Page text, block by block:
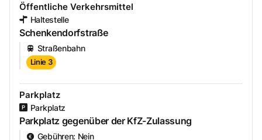
Öffentliche Verkehrsmittel
Haltestelle
Schenkendorfstraße
Straßenbahn
Linie 3
Parkplatz
Parkplatz
Parkplatz gegenüber der KfZ-Zulassung
Gebühren: Nein